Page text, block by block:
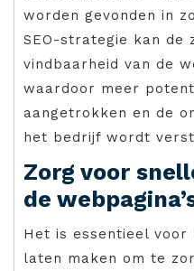
worden gevonden in
SEO-strategie kan de
vindbaarheid van de
waardoor meer
aangetrokken en de
het bedrijf wordt
Zorg voor
de
Het is essentieel voor
laten maken om te